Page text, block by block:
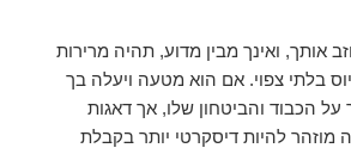
אותך, ואינך מבין מדוע, תהיה מרירות
בלתי צפוי. אם הוא מטעה ויעלה בך
על הכבוד והביטחון שלו, אך דאגות
מוזהר להיות דיסקרטי יותר בקבלת